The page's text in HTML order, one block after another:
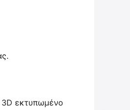
3D εκτυπωμένο